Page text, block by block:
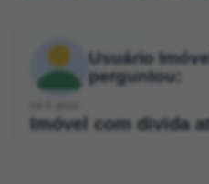
Usuário
perguntou:
Imóvel com divida